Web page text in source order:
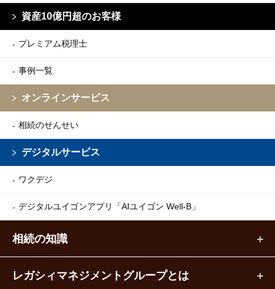
資産10億円超のお客様
プレミアム税理士
事例一覧
オンラインサービス
相続のせんせい
デジタルサービス
ワクデジ
デジタルユイゴンアプリ 「AIユイゴン Well-B」
相続の知識
レガシィマネジメントグループとは